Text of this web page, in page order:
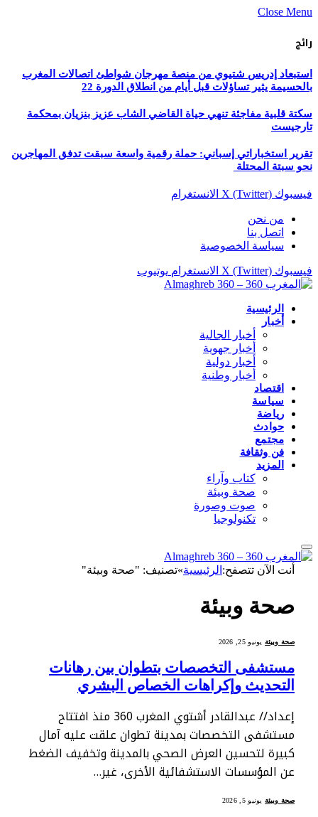
Close Menu
رائج
استبعاد إدريس شتيوي من منصة مهرجان شواطئ اتصالات المغرب
بالحسيمة يثير تساؤلات قبل أيام من انطلاق الدورة 22
سكتة قلبية مفاجئة تنهي حياة القاضي الشاب عزيز بنزيان بمحكمة
تارجيست
تقرير استخباراتي إسباني: حملة رقمية واسعة سبقت تدفق المهاجرين
نحو سبتة المحتلة
فيسبوك X (Twitter) الانستغرام
من نحن
اتصل بنا
سياسة الخصوصية
فيسبوك X (Twitter) الانستغرام يوتيوب
الرئيسية
أخبار
أخبار الجالية
أخبار جهوية
أخبار دولية
أخبار وطنية
اقتصاد
سياسة
رياضة
حوادث
مجتمع
فن وثقافة
المزيد
كتاب وآراء
صحة وبيئة
صوت وصورة
تكنولوجيا
أنت الآن تتصفح: الرئيسية»تصنيف: "صحة وبيئة"
صحة وبيئة
صحة وبيئة يونيو 25, 2026
مستشفى التخصصات بتطوان بين رهانات
التحديث وإكراهات الخصاص البشري
إعداد// عبدالقادر أشتوي المغرب 360 منذ افتتاح
مستشفى التخصصات بمدينة تطوان علقت عليه آمال
كبيرة لتحسين العرض الصحي بالمدينة وتخفيف الضغط
عن المؤسسات الاستشفائية الأخرى، غير…
صحة وبيئة يونيو 5, 2026